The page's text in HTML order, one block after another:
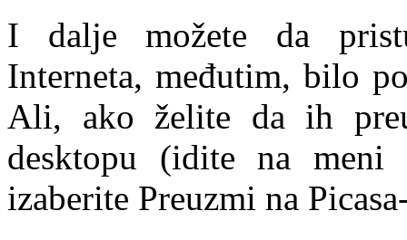
I dalje možete da
Interneta, međutim, bilo
Ali, ako želite da ih
desktopu (idite na meni
izaberite Preuzmi na